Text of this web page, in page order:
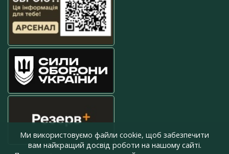
Ми використовуємо файли cookie, щоб забезпечити
вам найкращий досвід роботи на нашому сайті.